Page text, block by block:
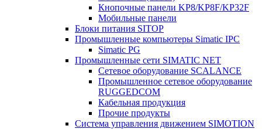
Кнопочные панели KP8/KP8F/KP32F
Мобильные панели
Блоки питания SITOP
Промышленные компьютеры Simatic IPC
Simatic PG
Промышленные сети SIMATIC NET
Сетевое оборудование SCALANCE
Промышленное сетевое оборудование
RUGGEDCOM
Кабельная продукция
Прочие продукты
Система управления движением SIMOTION